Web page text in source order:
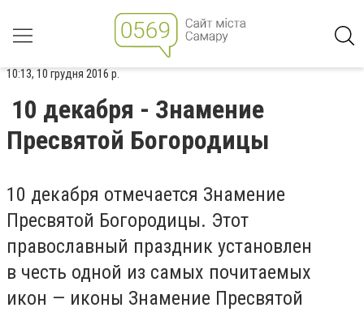
10:13, 10 грудня 2016 р.
10 декабря - Знамение
Пресвятой Богородицы
10 декабря отмечается Знамение
Пресвятой Богородицы. Этот
православный праздник установлен
в честь одной из самых почитаемых
икон — иконы Знамение Пресвятой